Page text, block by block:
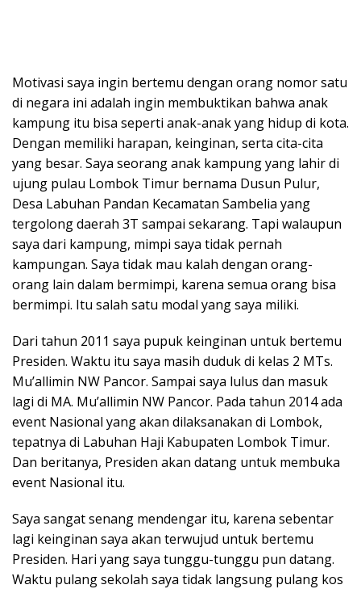
Motivasi saya ingin bertemu dengan orang nomor satu
di negara ini adalah ingin membuktikan bahwa anak
kampung itu bisa seperti anak-anak yang hidup di kota.
Dengan memiliki harapan, keinginan, serta cita-cita
yang besar. Saya seorang anak kampung yang lahir di
ujung pulau Lombok Timur bernama Dusun Pulur,
Desa Labuhan Pandan Kecamatan Sambelia yang
tergolong daerah 3T sampai sekarang. Tapi walaupun
saya dari kampung, mimpi saya tidak pernah
kampungan. Saya tidak mau kalah dengan orang-
orang lain dalam bermimpi, karena semua orang bisa
bermimpi. Itu salah satu modal yang saya miliki.
Dari tahun 2011 saya pupuk keinginan untuk bertemu
Presiden. Waktu itu saya masih duduk di kelas 2 MTs.
Mu’allimin NW Pancor. Sampai saya lulus dan masuk
lagi di MA. Mu’allimin NW Pancor. Pada tahun 2014 ada
event Nasional yang akan dilaksanakan di Lombok,
tepatnya di Labuhan Haji Kabupaten Lombok Timur.
Dan beritanya, Presiden akan datang untuk membuka
event Nasional itu.
Saya sangat senang mendengar itu, karena sebentar
lagi keinginan saya akan terwujud untuk bertemu
Presiden. Hari yang saya tunggu-tunggu pun datang.
Waktu pulang sekolah saya tidak langsung pulang kos